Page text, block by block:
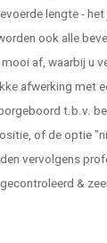
lengte -
ook alle
af, waarbij u
afwerking met
t.b.v.
of de optie
vervolgens
&